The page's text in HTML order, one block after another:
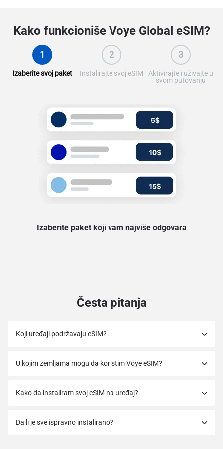
Kako funkcioniše Voye Global eSIM?
1
Izaberite svoj paket
2
Instalirajte svoj eSIM
3
Aktivirajte i uživajte u
svom putovanju
Izaberite paket koji vam najviše odgovara
Česta pitanja
Koji uređaji podržavaju eSIM?
U kojim zemljama mogu da koristim Voye eSIM?
Kako da instaliram svoj eSIM na uređaj?
Da li je sve ispravno instalirano?